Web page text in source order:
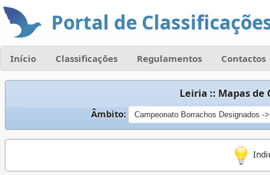
Portal de
Início Classificações Regulamentos Contactos
Leiria :: Mapas de
Âmbito: